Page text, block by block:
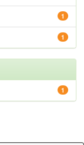
1
1
1